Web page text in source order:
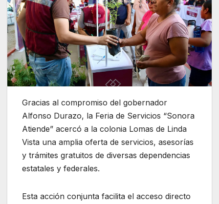
Gracias al compromiso del gobernador
Alfonso Durazo, la Feria de Servicios “Sonora
Atiende” acercó a la colonia Lomas de Linda
Vista una amplia oferta de servicios, asesorías
y trámites gratuitos de diversas dependencias
estatales y federales.
Esta acción conjunta facilita el acceso directo